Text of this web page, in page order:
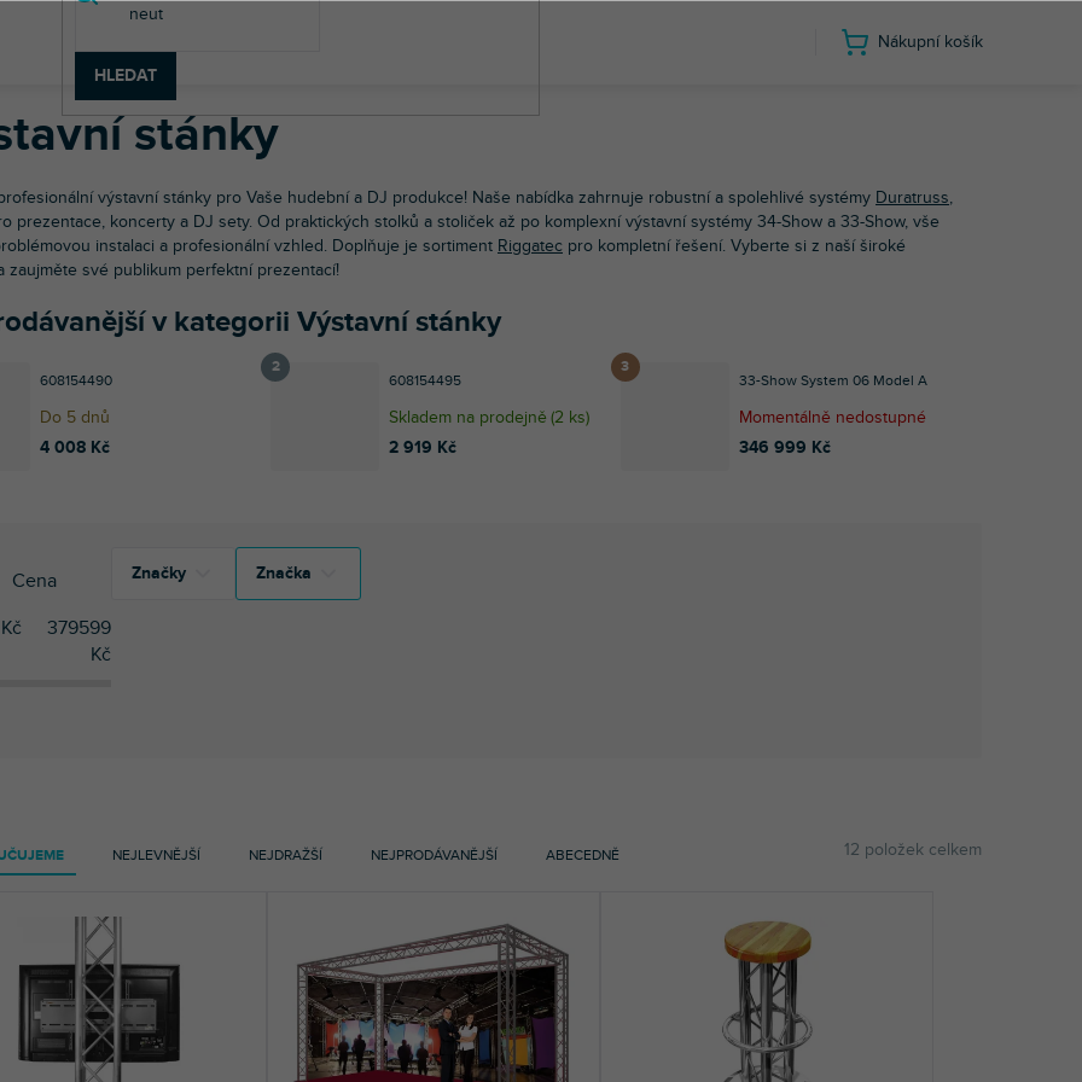
HLEDAT
Nákupní košík
technika Hliníkové konstrukce
stánky
výstavní stánky pro Vaše hudební a DJ produkce! Naše nabídka zahrnuje robustní a spolehlivé systémy Duratruss,
prezentace, koncerty a DJ sety. Od praktických stolků a stoliček až po komplexní výstavní systémy 34-Show a 33-Show, vše
instalaci a profesionální vzhled. Doplňuje je sortiment Riggatec pro kompletní řešení. Vyberte si z naší široké
zaujměte své publikum perfektní prezentací!
v kategorii Výstavní stánky
608154490
Do 5 dnů
4 008 Kč
608154495
Skladem na prodejně (2 ks)
2 919 Kč
33-Show System 06 Model A
Momentálně nedostupné
346 999 Kč
NEJLEVNĚJŠÍ NEJDRAŽŠÍ NEJPRODÁVANĚJŠÍ ABECEDNĚ 12 položek celkem
Cena
Kč
379599
Kč
Značky Značka